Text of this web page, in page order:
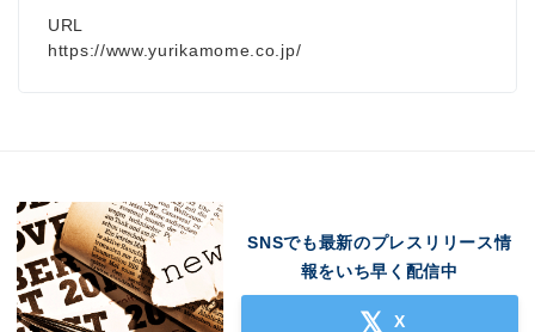
URL
https://www.yurikamome.co.jp/
SNSでも最新のプレスリリース情
報をいち早く配信中
X